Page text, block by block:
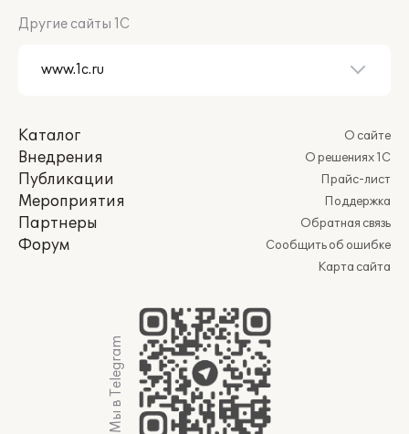
Другие сайты 1С
Каталог
Внедрения
Публикации
Мероприятия
Партнеры
Форум
О сайте
О решениях 1С
Прайс-лист
Поддержка
Обратная связь
Сообщить об ошибке
Карта сайта
Мы в Telegram